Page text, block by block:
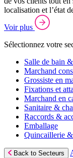
localisation et l’état
Voir plus
Sélectionnez votre
Salle de bain
Marchand
Grossiste en
Fixations et
Marchand en
Sanitaire &
Raccords &
Emballage
Quincaillerie
Back to Secteurs